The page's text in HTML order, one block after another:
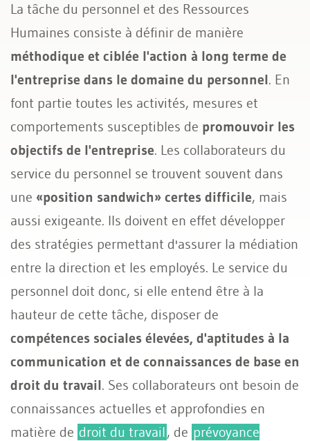
Droit
La tâche du personnel et des Ressources
Humaines consiste à définir de manière
méthodique et ciblée l'action à long terme de
l'entreprise dans le domaine du personnel. En
font partie toutes les activités, mesures et
comportements susceptibles de promouvoir les
objectifs de l'entreprise. Les collaborateurs du
service du personnel se trouvent souvent dans
une «position sandwich» certes difficile, mais
aussi exigeante. Ils doivent en effet développer
des stratégies permettant d'assurer la médiation
entre la direction et les employés. Le service du
personnel doit donc, si elle entend être à la
hauteur de cette tâche, disposer de
compétences sociales élevées, d'aptitudes à la
communication et de connaissances de base en
droit du travail. Ses collaborateurs ont besoin de
connaissances actuelles et approfondies en
matière de droit du travail, de prévoyance